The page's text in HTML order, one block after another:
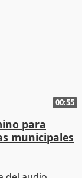
00:55
para
municipales